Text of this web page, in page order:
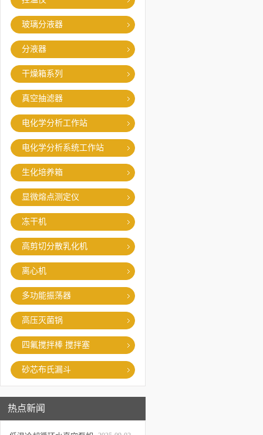
玻璃分液器
分液器
干燥箱系列
真空抽滤器
电化学分析工作站
电化学分析系统工作站
生化培养箱
显微熔点测定仪
冻干机
高剪切分散乳化机
离心机
多功能振荡器
高压灭菌锅
四氟搅拌棒 搅拌塞
砂芯布氏漏斗
热点新闻